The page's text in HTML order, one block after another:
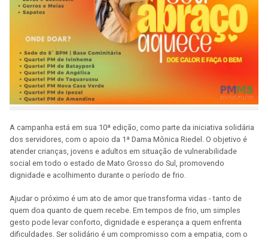
A campanha está em sua 10ª edição, como parte da iniciativa solidária
dos servidores, com o apoio da 1ª Dama Mônica Riedel. O objetivo é
atender crianças, jovens e adultos em situação de vulnerabilidade
social em todo o estado de Mato Grosso do Sul, promovendo
dignidade e acolhimento durante o período de frio.
Ajudar o próximo é um ato de amor que transforma vidas - tanto de
quem doa quanto de quem recebe. Em tempos de frio, um simples
gesto pode levar conforto, dignidade e esperança a quem enfrenta
dificuldades. Ser solidário é um compromisso com a empatia, com o